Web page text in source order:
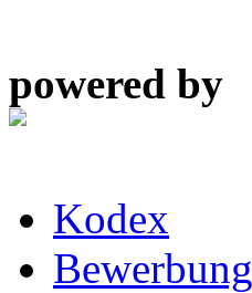
powered by
Kodex
Bewerbung